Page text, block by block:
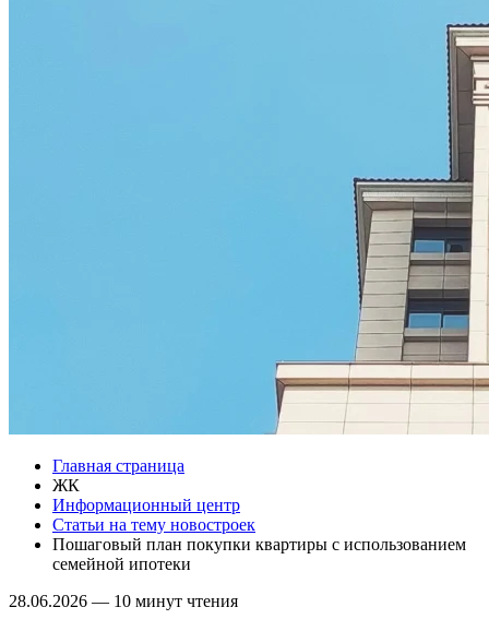
Главная страница
ЖК
Информационный центр
Статьи на тему новостроек
Пошаговый план покупки квартиры с использованием
семейной ипотеки
28.06.2026 — 10 минут чтения